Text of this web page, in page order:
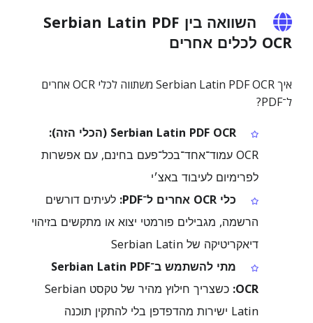
השוואה בין Serbian Latin PDF
OCR לכלים אחרים
איך Serbian Latin PDF OCR משתווה לכלי OCR אחרים
ל־PDF?
Serbian Latin PDF OCR (הכלי הזה):
OCR עמוד־אחד־בכל־פעם בחינם, עם אפשרות
לפרימיום לעיבוד באצ׳י
כלי OCR אחרים ל־PDF:
לעיתים דורשים
הרשמה, מגבילים פורמטי יצוא או מתקשים בזיהוי
דיאקריטיקה של Serbian Latin
מתי להשתמש ב־Serbian Latin PDF
OCR:
כשצריך חילוץ מהיר של טקסט Serbian
Latin ישירות מהדפדפן בלי להתקין תוכנה